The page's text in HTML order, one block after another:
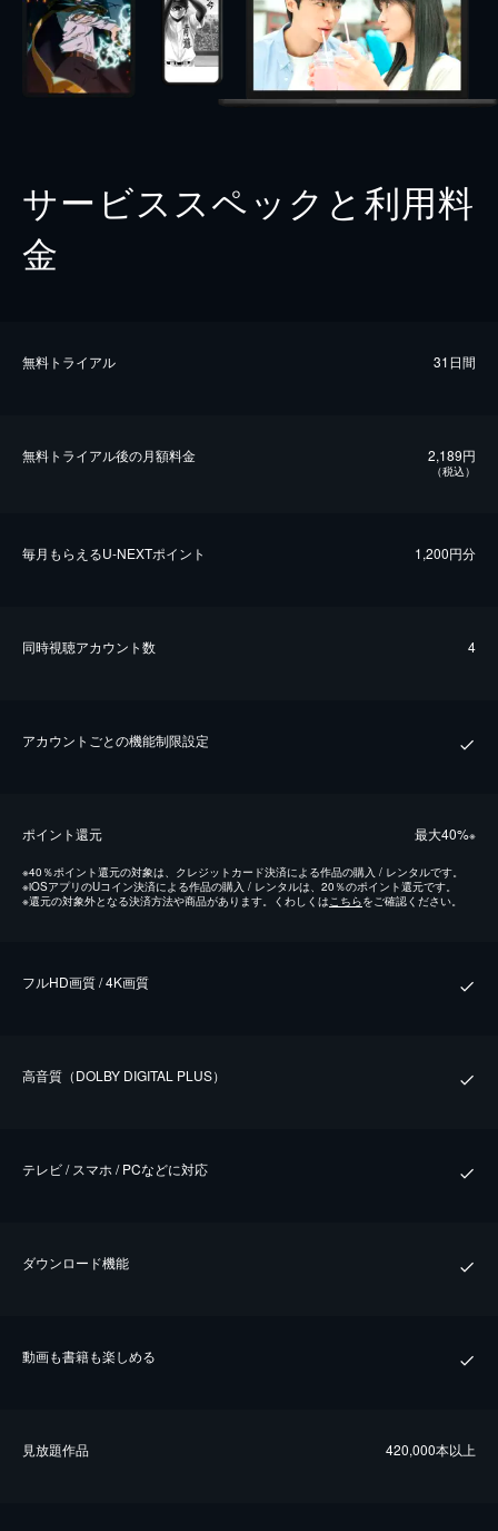
サービススペックと利用料
金
無料トライアル 31日間
無料トライアル後の⽉額料金 2,189円
（税込）
毎⽉もらえるU-NEXTポイント 1,200円分
同時視聴アカウント数 4
アカウントごとの機能制限設定
ポイント還元 最⼤40%※
※40％ポイント還元の対象は、クレジットカード決済による作品の購入 / レンタルです。
※iOSアプリのUコイン決済による作品の購入 / レンタルは、20％のポイント還元です。
※還元の対象外となる決済方法や商品があります。くわしくはこちらをご確認ください。
フルHD画質 / 4K画質
⾼⾳質（DOLBY DIGITAL PLUS）
テレビ / スマホ / PCなどに対応
ダウンロード機能
動画も書籍も楽しめる
⾒放題作品 420,000本以上